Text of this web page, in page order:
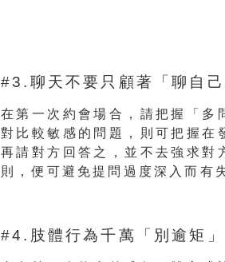
#3.聊天不要只顧著「聊自己
在第一次約會場合，請把握「多
對比較敏感的問題，則可把握在
再請對方回答之，並不去強求對
則，便可避免提問過度深入而有
#4.肢體行為千萬「別逾矩」